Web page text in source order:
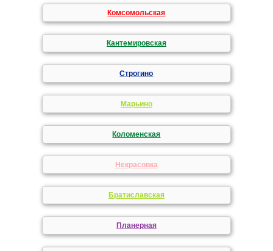
Комсомольская
Кантемировская
Строгино
Марьино
Коломенская
Некрасовка
Братиславская
Планерная